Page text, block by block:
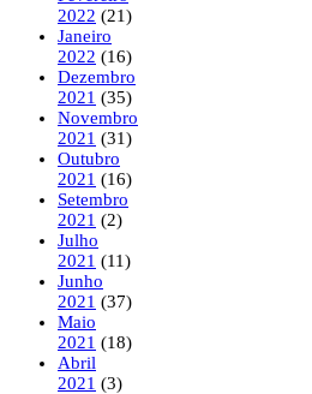
2022 (21)
Janeiro
2022 (16)
Dezembro
2021 (35)
Novembro
2021 (31)
Outubro
2021 (16)
Setembro
2021 (2)
Julho
2021 (11)
Junho
2021 (37)
Maio
2021 (18)
Abril
2021 (3)